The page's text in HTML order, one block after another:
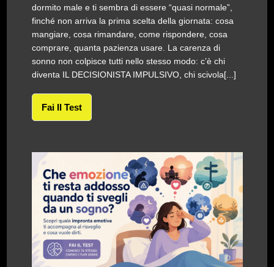
dormito male e ti sembra di essere “quasi normale”,
finché non arriva la prima scelta della giornata: cosa
mangiare, cosa rimandare, come rispondere, cosa
comprare, quanta pazienza usare. La carenza di
sonno non colpisce tutti nello stesso modo: c’è chi
diventa IL DECISIONISTA IMPULSIVO, chi scivola[...]
Fai Il Test